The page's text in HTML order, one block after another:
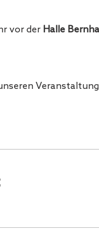
vor der Halle